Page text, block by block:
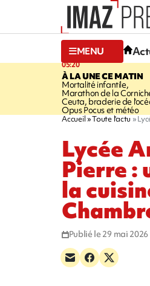
MENU
05:20
À LA UNE CE MATIN
Mortalité infantile,
Marathon de la
Ceuta, braderie de
Opus Pocus et météo
Accueil Toute l'actu
Lycée
Pierre :
la
Publié le 29 mai